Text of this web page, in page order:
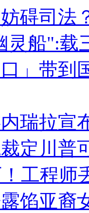
碍司法
灵船":载
」带到
瑞拉宣
定川普
工程师
馅亚裔